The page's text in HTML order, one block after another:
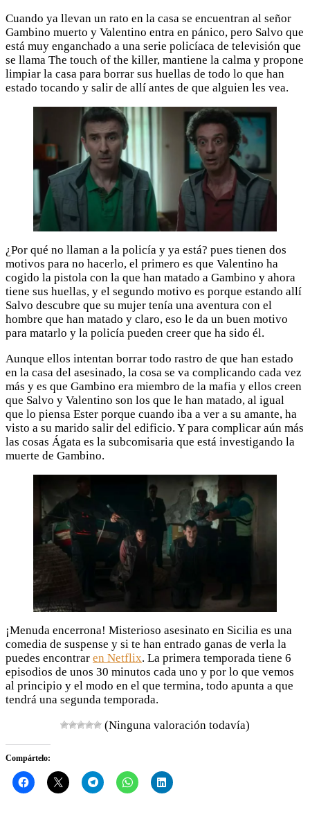
Cuando ya llevan un rato en la casa se encuentran al señor
Gambino muerto y Valentino entra en pánico, pero Salvo que
está muy enganchado a una serie policíaca de televisión que
se llama The touch of the killer, mantiene la calma y propone
limpiar la casa para borrar sus huellas de todo lo que han
estado tocando y salir de allí antes de que alguien les vea.
¿Por qué no llaman a la policía y ya está? pues tienen dos
motivos para no hacerlo, el primero es que Valentino ha
cogido la pistola con la que han matado a Gambino y ahora
tiene sus huellas, y el segundo motivo es porque estando allí
Salvo descubre que su mujer tenía una aventura con el
hombre que han matado y claro, eso le da un buen motivo
para matarlo y la policía pueden creer que ha sido él.
Aunque ellos intentan borrar todo rastro de que han estado
en la casa del asesinado, la cosa se va complicando cada vez
más y es que Gambino era miembro de la mafia y ellos creen
que Salvo y Valentino son los que le han matado, al igual
que lo piensa Ester porque cuando iba a ver a su amante, ha
visto a su marido salir del edificio. Y para complicar aún más
las cosas Ágata es la subcomisaria que está investigando la
muerte de Gambino.
¡Menuda encerrona! Misterioso asesinato en Sicilia es una
comedia de suspense y si te han entrado ganas de verla la
puedes encontrar en Netflix. La primera temporada tiene 6
episodios de unos 30 minutos cada uno y por lo que vemos
al principio y el modo en el que termina, todo apunta a que
tendrá una segunda temporada.
(Ninguna valoración todavía)
Compártelo: